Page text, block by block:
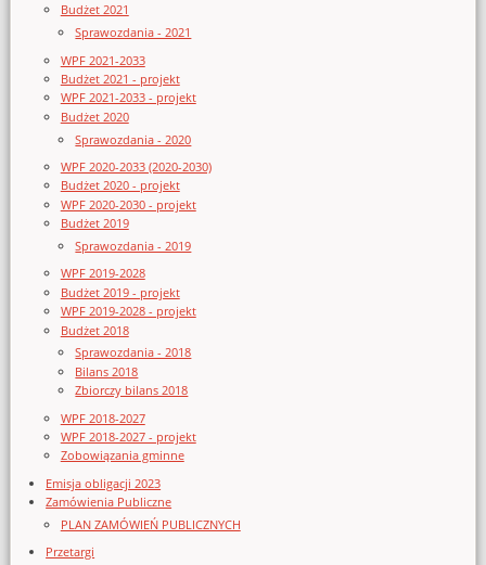
Budżet 2021
Sprawozdania - 2021
WPF 2021-2033
Budżet 2021 - projekt
WPF 2021-2033 - projekt
Budżet 2020
Sprawozdania - 2020
WPF 2020-2033 (2020-2030)
Budżet 2020 - projekt
WPF 2020-2030 - projekt
Budżet 2019
Sprawozdania - 2019
WPF 2019-2028
Budżet 2019 - projekt
WPF 2019-2028 - projekt
Budżet 2018
Sprawozdania - 2018
Bilans 2018
Zbiorczy bilans 2018
WPF 2018-2027
WPF 2018-2027 - projekt
Zobowiązania gminne
Emisja obligacji 2023
Zamówienia Publiczne
PLAN ZAMÓWIEŃ PUBLICZNYCH
Przetargi